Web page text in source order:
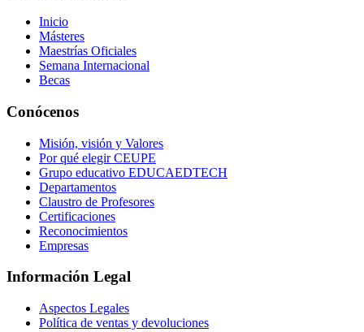
Inicio
Másteres
Maestrías Oficiales
Semana Internacional
Becas
Conócenos
Misión, visión y Valores
Por qué elegir CEUPE
Grupo educativo EDUCAEDTECH
Departamentos
Claustro de Profesores
Certificaciones
Reconocimientos
Empresas
Información Legal
Aspectos Legales
Política de ventas y devoluciones